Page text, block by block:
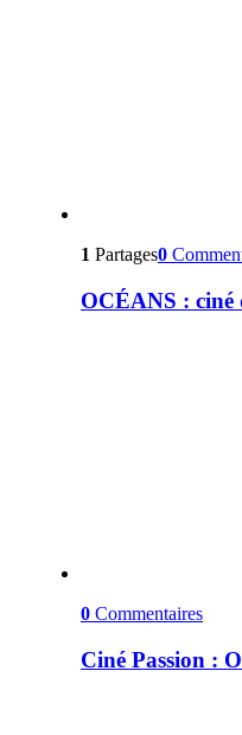
1 Partages0
OCÉANS : ciné
0 Commentaires
Ciné Passion :